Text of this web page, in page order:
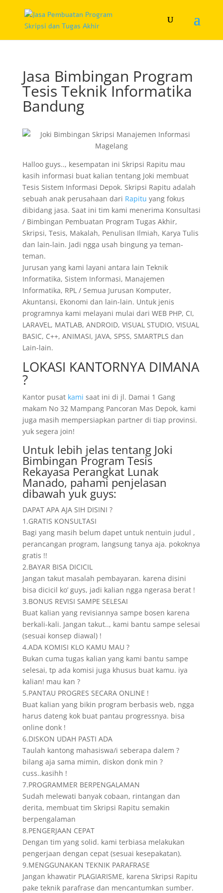
Jasa Bimbingan Program
Tesis Teknik Informatika
Bandung
Halloo guys.., kesempatan ini Skripsi Rapitu mau
kasih informasi buat kalian tentang Joki membuat
Tesis Sistem Informasi Depok. Skripsi Rapitu adalah
sebuah anak perusahaan dari Rapitu yang fokus
dibidang jasa. Saat ini tim kami menerima Konsultasi
/ Bimbingan Pembuatan Program Tugas Akhir,
Skripsi, Tesis, Makalah, Penulisan Ilmiah, Karya Tulis
dan lain-lain. Jadi ngga usah bingung ya teman-
teman.
Jurusan yang kami layani antara lain Teknik
Informatika, Sistem Informasi, Manajemen
Informatika, RPL / Semua Jurusan Komputer,
Akuntansi, Ekonomi dan lain-lain. Untuk jenis
programnya kami melayani mulai dari WEB PHP, CI,
LARAVEL, MATLAB, ANDROID, VISUAL STUDIO, VISUAL
BASIC, C++, ANIMASI, JAVA, SPSS, SMARTPLS dan
Lain-lain.
LOKASI KANTORNYA DIMANA
?
Kantor pusat kami saat ini di jl. Damai 1 Gang
makam No 32 Mampang Pancoran Mas Depok, kami
juga masih mempersiapkan partner di tiap provinsi.
yuk segera join!
Untuk lebih jelas tentang Joki
Bimbingan Program Tesis
Rekayasa Perangkat Lunak
Manado, pahami penjelasan
dibawah yuk guys:
DAPAT APA AJA SIH DISINI ?
1.GRATIS KONSULTASI
Bagi yang masih belum dapet untuk nentuin judul ,
perancangan program, langsung tanya aja. pokoknya
gratis !!
2.BAYAR BISA DICICIL
Jangan takut masalah pembayaran. karena disini
bisa dicicil ko’ guys, jadi kalian ngga ngerasa berat !
3.BONUS REVISI SAMPE SELESAI
Buat kalian yang revisiannya sampe bosen karena
berkali-kali. Jangan takut.., kami bantu sampe selesai
(sesuai konsep diawal) !
4.ADA KOMISI KLO KAMU MAU ?
Bukan cuma tugas kalian yang kami bantu sampe
selesai, tp ada komisi juga khusus buat kamu. iya
kalian! mau kan ?
5.PANTAU PROGRES SECARA ONLINE !
Buat kalian yang bikin program berbasis web, ngga
harus dateng kok buat pantau progressnya. bisa
online donk !
6.DISKON UDAH PASTI ADA
Taulah kantong mahasiswa/i seberapa dalem ?
bilang aja sama mimin, diskon donk min ?
cuss..kasihh !
7.PROGRAMMER BERPENGALAMAN
Sudah melewati banyak cobaan, rintangan dan
derita, membuat tim Skripsi Rapitu semakin
berpengalaman
8.PENGERJAAN CEPAT
Dengan tim yang solid. kami terbiasa melakukan
pengerjaan dengan cepat (sesuai kesepakatan).
9.MENGGUNAKAN TEKNIK PARAFRASE
Jangan khawatir PLAGIARISME, karena Skripsi Rapitu
pake teknik parafrase dan mencantumkan sumber.